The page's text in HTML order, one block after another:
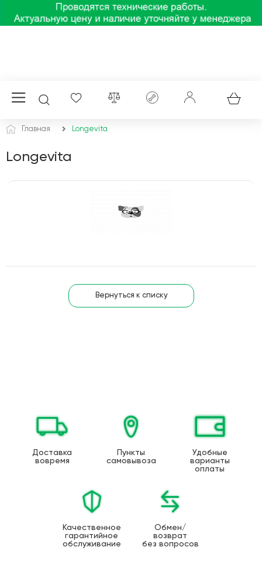
Главная Longevita
Longevita
Вернуться к списку
Доставка
вовремя
Пункты
самовывоза
Удобные
варианты
оплаты
Качественное
гарантийное
обслуживание
Обмен/
возврат
без вопросов